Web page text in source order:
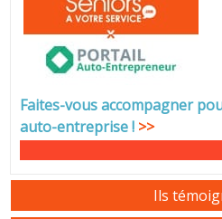
Faites-vous accompagner
auto-entreprise! >>
Ils